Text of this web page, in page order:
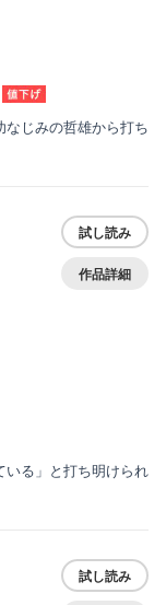
じみの哲雄から打ち
試し読み
作品詳細
る」と打ち明けられ
試し読み